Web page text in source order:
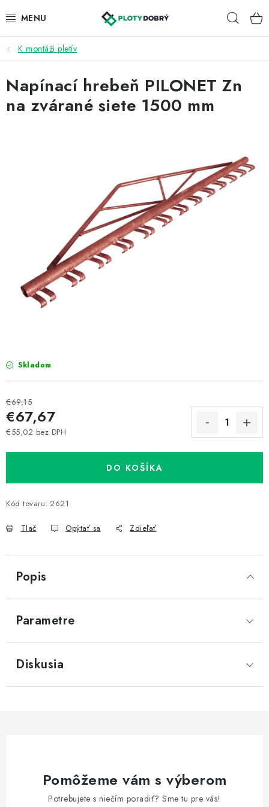
na
PLETIVA A PLOTY
PRÍSLUŠENSTVO
BRÁNY A BRÁNKY
REALIZÁCIA OPLOTENIA
Prepravné a termín doručenia
Predaj v ČR
FAQ
K montáži pletív
Skladom
€69,15
€67,67
€55,02 bez DPH
DO KOŠÍKA
Kód tovaru: 2621
Tlač Opýtať sa Zdieľať
Napínací hrebeň PILONET Zn
na zvárané siete 1500 mm
Popis
Parametre
Diskusia
Pomôžeme vám s výberom
Potrebujete s niečím poradiť? Sme tu pre vás!